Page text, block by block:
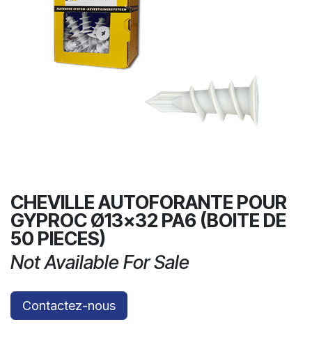
CHEVILLE AUTOFORANTE POUR
GYPROC Ø13x32 PA6 (BOITE DE
50 PIECES)
Not Available For Sale
Contactez-nous